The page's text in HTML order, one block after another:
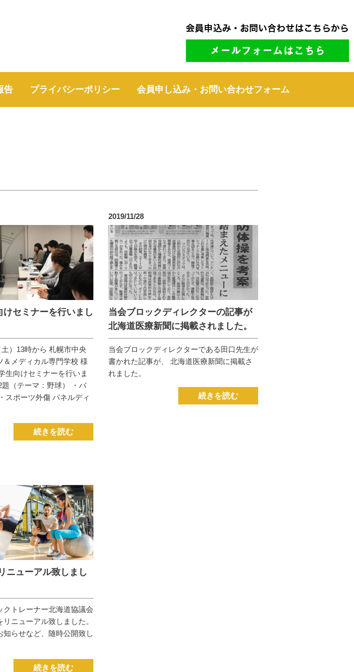
告 プライバシーポリシー 会員申し込み・お問い合わせフォーム
けセミナーを行いまし
）13時から 札幌市中央
＆メディカル専門学校 様
生向けセミナーを行いま
題（テーマ：野球） ・バ
スポーツ外傷 パネルディ
続きを読む
2019/11/28
当会ブロックディレクターの記事が
北海道医療新聞に掲載されました。
当会ブロックディレクターである田口先生が
書かれた記事が、 北海道医療新聞に掲載さ
れました。
続きを読む
ニューアル致しまし
クトレーナー北海道協議会
ニューアル致しました。
知らせなど、随時公開致し
続きを読む